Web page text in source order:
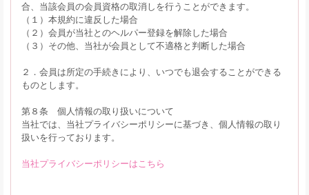
合、当該会員の会員資格の取消しを行うことができます。
（１）本規約に違反した場合
（２）会員が当社とのヘルパー登録を解除した場合
（３）その他、当社が会員として不適格と判断した場合
２．会員は所定の手続きにより、いつでも退会することができる
ものとします。
第８条 個人情報の取り扱いについて
当社では、当社プライバシーポリシーに基づき、個人情報の取り
扱いを行っております。
当社プライバシーポリシーはこちら